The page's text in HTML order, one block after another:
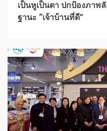
เป็นหูเป็นตา ปกป้องภาพ
ฐานะ “เจ้าบ้านที่ดี”